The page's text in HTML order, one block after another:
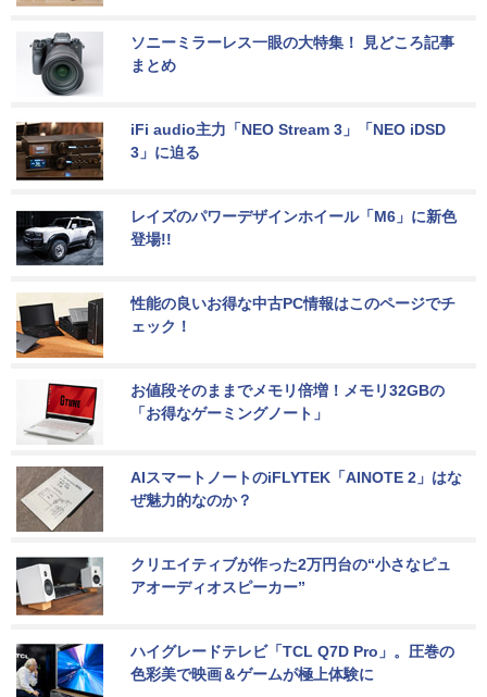
ソニーミラーレス一眼の大特集！ 見どころ記事
まとめ
iFi audio主力「NEO Stream 3」「NEO iDSD
3」に迫る
レイズのパワーデザインホイール「M6」に新色
登場!!
性能の良いお得な中古PC情報はこのページでチ
ェック！
お値段そのままでメモリ倍増！メモリ32GBの
「お得なゲーミングノート」
AIスマートノートのiFLYTEK「AINOTE 2」はな
ぜ魅力的なのか？
クリエイティブが作った2万円台の“小さなピュ
アオーディオスピーカー”
ハイグレードテレビ「TCL Q7D Pro」。圧巻の
色彩美で映画＆ゲームが極上体験に